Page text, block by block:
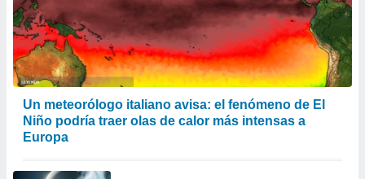
Un meteorólogo italiano avisa: el fenómeno de El
Niño podría traer olas de calor más intensas a
Europa